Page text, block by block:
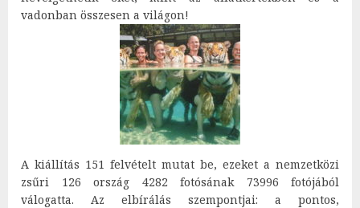
vadonban összesen a világon!
A kiállítás 151 felvételt mutat be, ezeket a nemzetközi
zsűri 126 ország 4282 fotósának 73996 fotójából
válogatta. Az elbírálás szempontjai: a pontos,